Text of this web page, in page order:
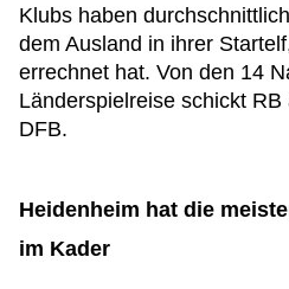
Klubs haben
dem Ausland in ihrer
errechnet hat. Von den 14
Länderspielreise schickt
DFB.
Heidenheim hat die
im Kader